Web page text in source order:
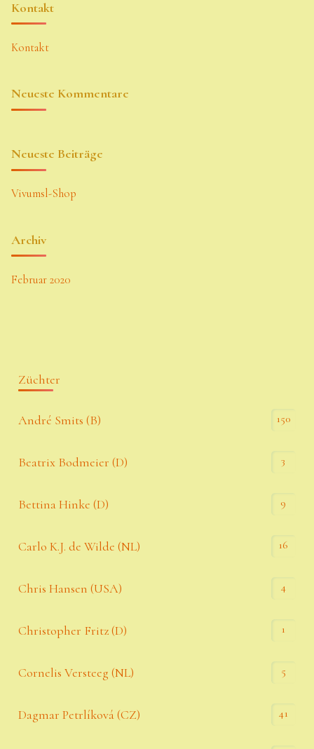
Kontakt
Kontakt
Neueste Kommentare
Neueste Beiträge
Vivumsl-Shop
Archiv
Februar 2020
Züchter
André Smits (B) 150
Beatrix Bodmeier (D) 3
Bettina Hinke (D) 9
Carlo K.J. de Wilde (NL) 16
Chris Hansen (USA) 4
Christopher Fritz (D) 1
Cornelis Versteeg (NL) 5
Dagmar Petrlíková (CZ) 41